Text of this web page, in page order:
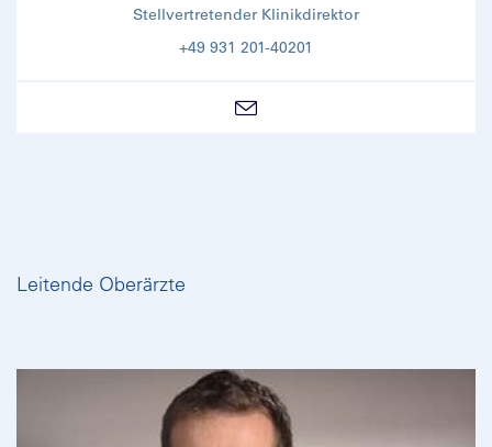
Stellvertretender Klinikdirektor
+49 931 201-40201
Leitende Oberärzte